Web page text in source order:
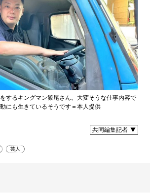
するキングマン飯尾さん。大変そうな仕事内容で
にも生きているそうです＝本人提供
共同編集記者
芸人